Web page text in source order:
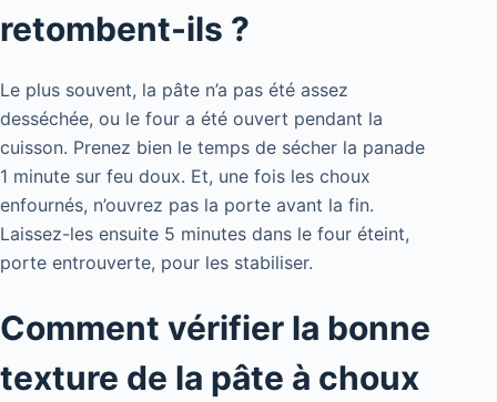
retombent-ils ?
Le plus souvent, la pâte n’a pas été assez
desséchée, ou le four a été ouvert pendant la
cuisson. Prenez bien le temps de sécher la panade
1 minute sur feu doux. Et, une fois les choux
enfournés, n’ouvrez pas la porte avant la fin.
Laissez-les ensuite 5 minutes dans le four éteint,
porte entrouverte, pour les stabiliser.
Comment vérifier la bonne
texture de la pâte à choux